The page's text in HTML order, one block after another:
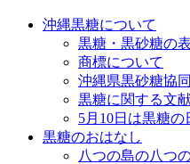
沖縄黒糖について
黒糖・黒砂糖の
商標について
沖縄県黒砂糖協
黒糖に関する文
5月10日は黒糖の
黒糖のおはなし
八つの島の八つ